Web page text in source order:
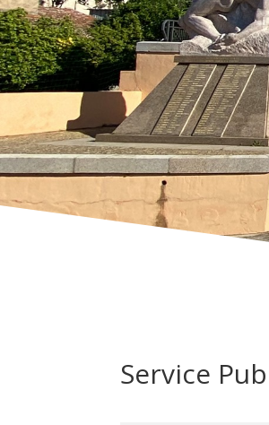
Service